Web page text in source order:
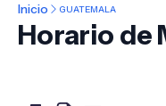
Inicio GUATEMALA
Horario de